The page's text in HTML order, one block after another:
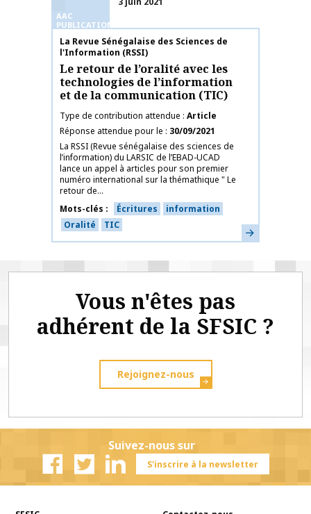
AAC
PUBLICATIONS
Nom de la publication
La Revue Sénégalaise des Sciences de
l'Information (RSSI)
Le retour de l’oralité avec les
technologies de l’information
et de la communication (TIC)
Type de contribution attendue Article
Réponse attendue pour le
30/09/2021
La RSSI (Revue sénégalaise des sciences de
l’information) du LARSIC de l’EBAD-UCAD
lance un appel à articles pour son premier
numéro international sur la thémathique " Le
retour de...
Mots-clés
Écritures
information
Oralité
TIC En savoir plus
Vous n'êtes pas
adhérent de la SFSIC ?
Rejoignez-nous
Suivez-nous sur
S'inscrire à la newsletter